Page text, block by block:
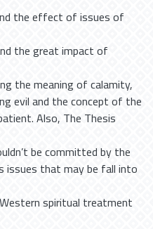
the effect of issues of
the great impact of
the meaning of calamity,
evil and the concept of the
Also, The Thesis
be committed by the
issues that may be fall into
spiritual treatment